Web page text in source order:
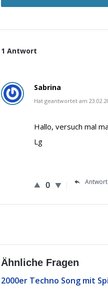
1 Antwort
Sabrina
Hat geantwortet am
Hallo, versuch mal
Lg
0
Ähnliche Fragen
2000er Techno Song mit